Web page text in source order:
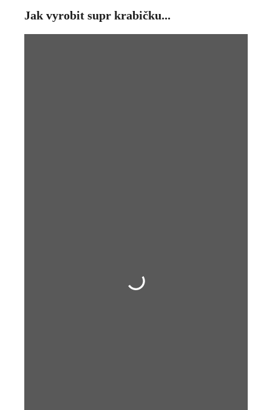
Jak vyrobit supr krabičku...